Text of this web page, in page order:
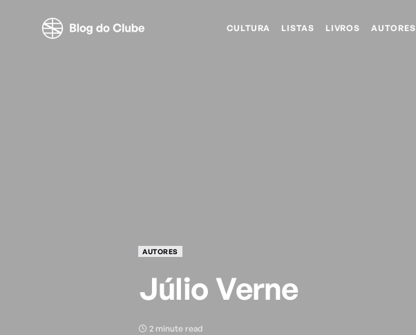
CULTURA LISTAS LIVROS AUTORES
AUTORES
Júlio Verne
2 minute read